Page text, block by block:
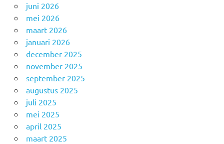
juni 2026
mei 2026
maart 2026
januari 2026
december 2025
november 2025
september 2025
augustus 2025
juli 2025
mei 2025
april 2025
maart 2025